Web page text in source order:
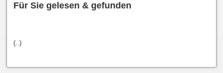
Für Sie gelesen & gefunden
(..)